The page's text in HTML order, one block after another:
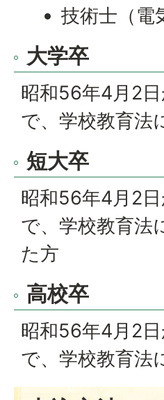
技術士（電
大学卒
昭和56年4月2
で、学校教育法
短大卒
昭和56年4月2
で、学校教育法
た方
高校卒
昭和56年4月2
で、学校教育法